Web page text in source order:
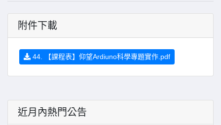
附件下載
44. 【課程表】仰望Ardiuno科學專題實作.pdf
近月內熱門公告